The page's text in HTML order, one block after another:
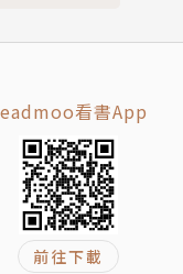
看書App
前往下載